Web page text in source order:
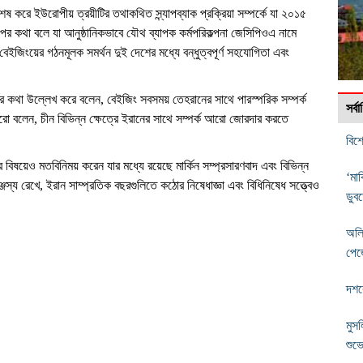
করে ইউরোপীয় ত্রয়ীটির তথাকথিত স্ন্যাপব্যাক প্রক্রিয়া সম্পর্কে যা ২০১৫
কথা বলে যা আনুষ্ঠানিকভাবে যৌথ ব্যাপক কর্মপরিকল্পনা জেসিপিওএ নামে
গঠনমূলক সমর্থন দুই দেশের মধ্যে বন্ধুত্বপূর্ণ সহযোগিতা এবং
কথা উল্লেখ করে বলেন, বেইজিং সবসময় তেহরানের সাথে পারস্পরিক সম্পর্ক
চীন বিভিন্ন ক্ষেত্রে ইরানের সাথে সম্পর্ক আরো জোরদার করতে
মতবিনিময় করেন যার মধ্যে রয়েছে মার্কিন সম্প্রসারণবাদ এবং বিভিন্ন
রেখে, ইরান সাম্প্রতিক বছরগুলিতে কঠোর নিষেধাজ্ঞা এবং বিধিনিষেধ সত্ত্বেও